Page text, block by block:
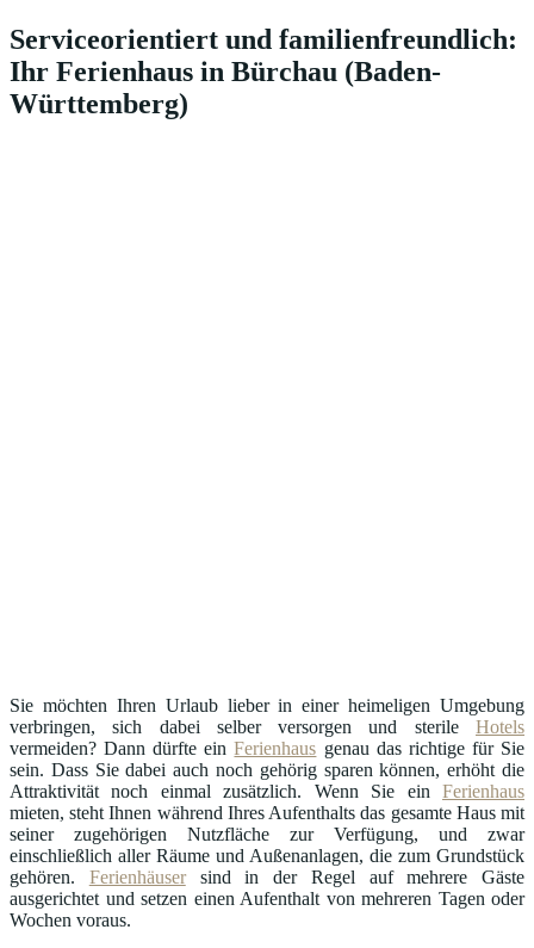
Serviceorientiert und familienfreundlich:
Ihr Ferienhaus in Bürchau (Baden-
Württemberg)
Sie möchten Ihren Urlaub lieber in einer heimeligen Umgebung
verbringen, sich dabei selber versorgen und sterile Hotels
vermeiden? Dann dürfte einFerienhaus genau das richtige für Sie
sein. Dass Sie dabei auch noch gehörig sparen können, erhöht die
Attraktivität noch einmal zusätzlich. Wenn Sie ein Ferienhaus
mieten, steht Ihnen während Ihres Aufenthalts das gesamte Haus mit
seiner zugehörigen Nutzfläche zur Verfügung, und zwar
einschließlich aller Räume und Außenanlagen, die zum Grundstück
gehören. Ferienhäusersind in der Regel auf mehrere Gäste
ausgerichtet und setzen einen Aufenthalt von mehreren Tagen oder
Wochen voraus.